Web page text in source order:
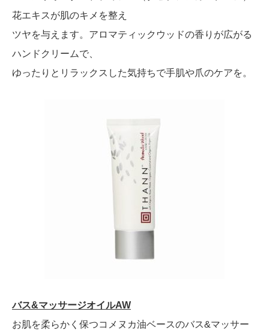
花エキスが肌のキメを整え
ツヤを与えます。アロマティックウッドの香りが広がる
ハンドクリームで、
ゆったりとリラックスした気持ちで手肌や爪のケアを。
バス&マッサージオイルAW
お肌を柔らかく保つコメヌカ油ベースのバス&マッサー